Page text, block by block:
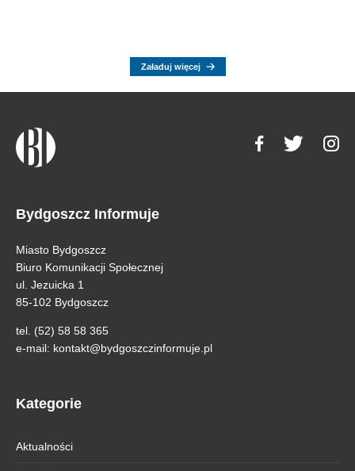
Załaduj więcej
Bydgoszcz Informuje
Miasto Bydgoszcz
Biuro Komunikacji Społecznej
ul. Jezuicka 1
85-102 Bydgoszcz
tel. (52) 58 58 365
e-mail: kontakt@bydgoszczinformuje.pl
Kategorie
Aktualności